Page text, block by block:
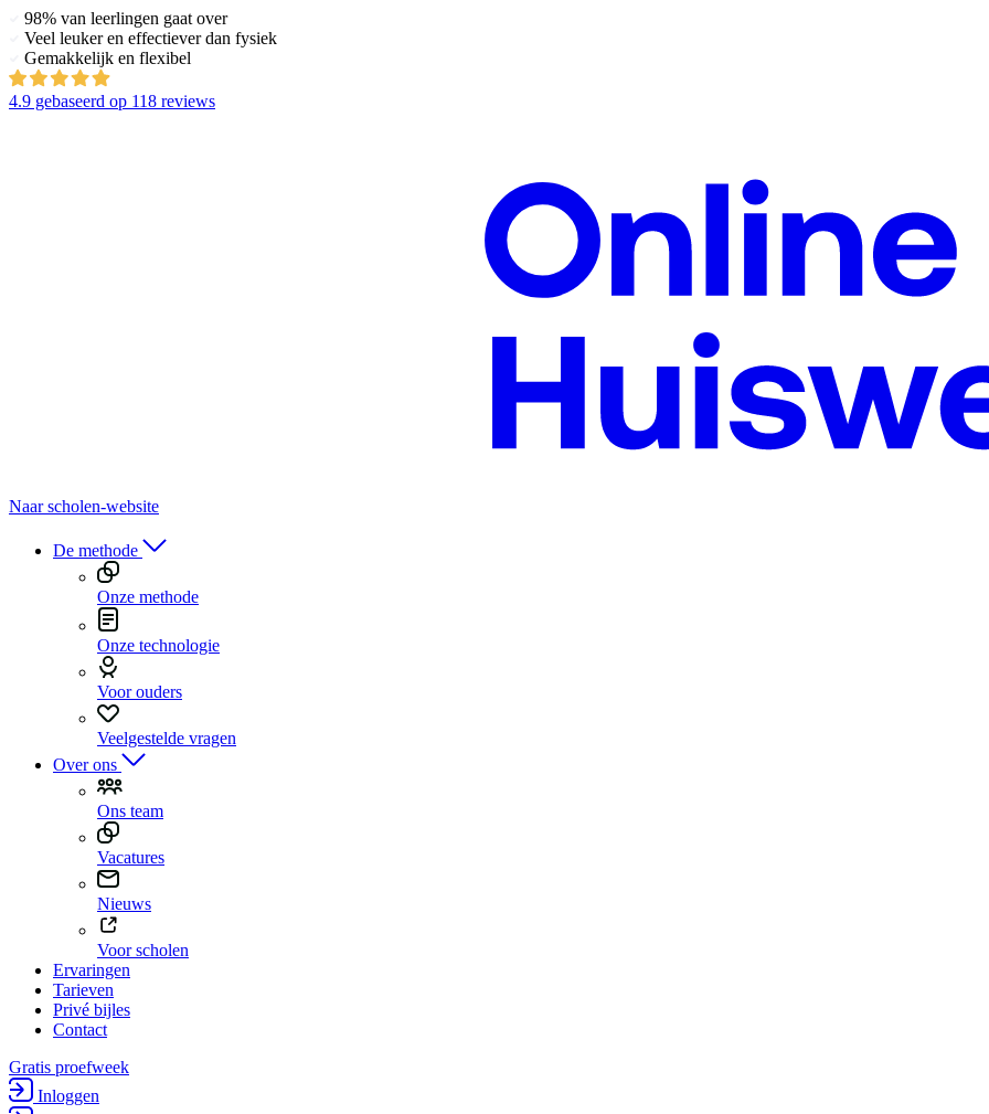
98% van leerlingen gaat over
Veel leuker en effectiever dan fysiek
Gemakkelijk en flexibel
4.9 gebaseerd op 118 reviews
Naar scholen-website
De methode
Onze methode
Onze technologie
Voor ouders
Veelgestelde vragen
Over ons
Ons team
Vacatures
Nieuws
Voor scholen
Ervaringen
Tarieven
Privé bijles
Contact
Gratis proefweek
Inloggen